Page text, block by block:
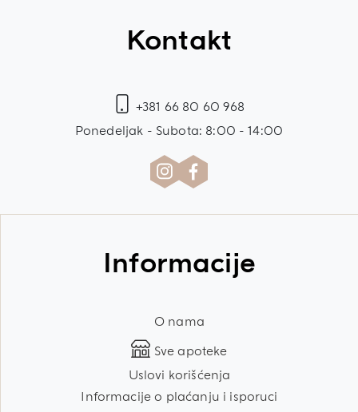
Kontakt
+381 66 80 60 968
Ponedeljak - Subota: 8:00 - 14:00
Informacije
O nama
Sve apoteke
Uslovi korišćenja
Informacije o plaćanju i isporuci